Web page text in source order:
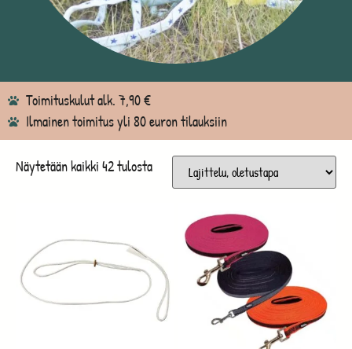
Toimituskulut alk. 7,90 €
Ilmainen toimitus yli 80 euron tilauksiin
Näytetään kaikki 42 tulosta